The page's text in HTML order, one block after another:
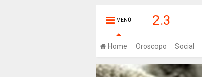
MENÙ 2.3
Home Oroscopo Social